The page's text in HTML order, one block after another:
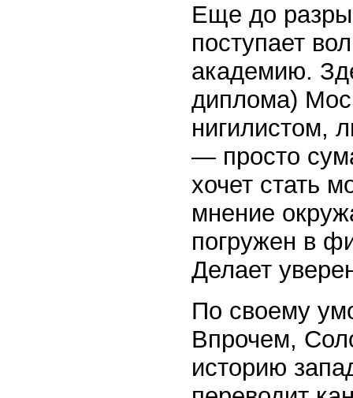
Еще до
поступает
академию.
диплома)
нигилистом,
— просто
хочет стать
мнение
погружен в
Делает
По своему
Впрочем,
историю